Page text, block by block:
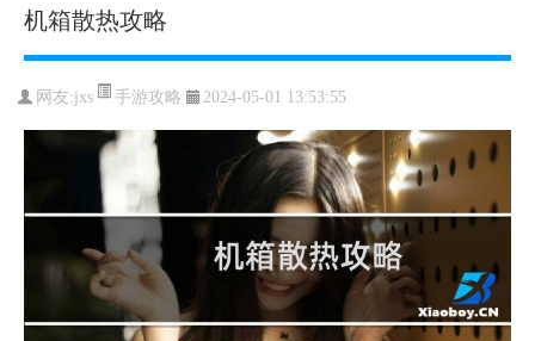
机箱散热攻略
网友:jxs 手游攻略 2024-05-01 13:53:55